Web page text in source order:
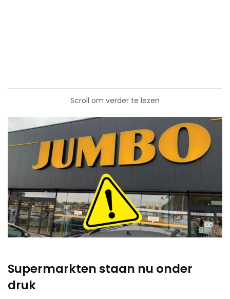
Scroll om verder te lezen
Supermarkten staan nu onder
druk